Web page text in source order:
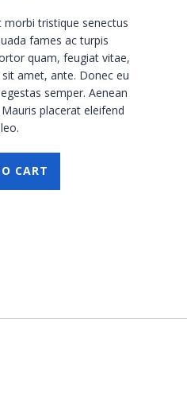
morbi tristique senectus
fames ac turpis
quam, feugiat vitae,
amet, ante. Donec eu
semper. Aenean
placerat eleifend
leo.
CART